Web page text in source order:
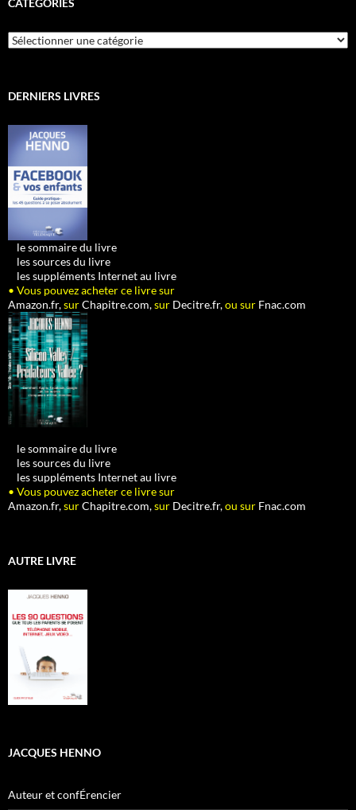
CATÉGORIES
Catégories
DERNIERS LIVRES
le sommaire du livre
les sources du livre
les suppléments Internet au livre
• Vous pouvez acheter ce livre sur
Amazon.fr,surChapitre.com,sur Decitre.fr,ou sur Fnac.com
le sommaire du livre
les sources du livre
les suppléments Internet au livre
• Vous pouvez acheter ce livre sur
Amazon.fr,surChapitre.com,sur Decitre.fr,ou sur Fnac.com
AUTRE LIVRE
JACQUES HENNO
Auteur et confÉrencier